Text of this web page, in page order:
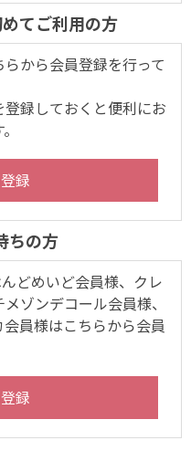
てご利用の方
から会員登録を行って
録しておくと便利にお
ちの方
どめいど会員様、クレ
ゾンデコール会員様、
員様はこちらから会員